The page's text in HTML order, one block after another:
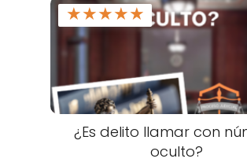
★★★★★
¿Es delito llamar con
oculto?